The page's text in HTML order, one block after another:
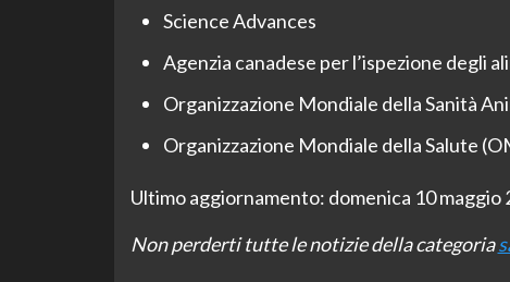
Science Advances
Agenzia canadese per l’ispezione degli
Organizzazione Mondiale della Sanità
Organizzazione Mondiale della Salute
Ultimo aggiornamento: domenica 10 maggio
Non perderti tutte le notizie della categoria